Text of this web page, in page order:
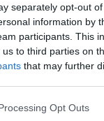
separately opt-out
information by
participants. This
to third parties on
that may further
website/app uses one
Opt Outs
08:59
σίτισης
φοιτητές
08:50